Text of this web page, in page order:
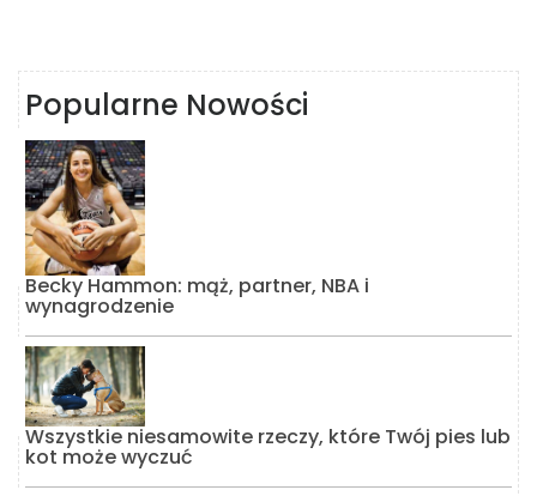
Popularne Nowości
Becky Hammon: mąż, partner, NBA i
wynagrodzenie
Wszystkie niesamowite rzeczy, które Twój pies lub
kot może wyczuć